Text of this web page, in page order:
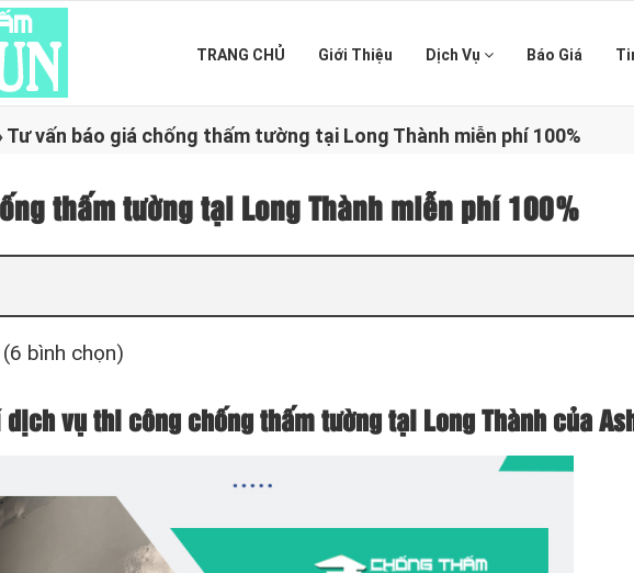
TRANG CHỦ Giới Thiệu Dịch Vụ Báo Giá
Tư vấn báo giá chống thấm tường tại Long Thành miễn phí 100%
thấm tường tại Long Thành miễn phí 100%
bình chọn)
dịch vụ thi công chống thấm tường tại Long Thành của